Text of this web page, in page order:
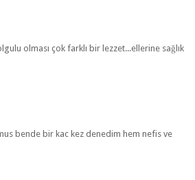
olması çok farklı bir lezzet...ellerine sağlık
bende bir kac kez denedim hem nefis ve